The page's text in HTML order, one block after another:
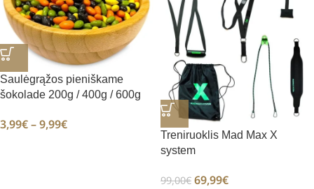
Saulėgrąžos pieniškame
šokolade 200g / 400g / 600g
3,99€–9,99€
Treniruoklis Mad Max X
system
99,00€ 69,99€